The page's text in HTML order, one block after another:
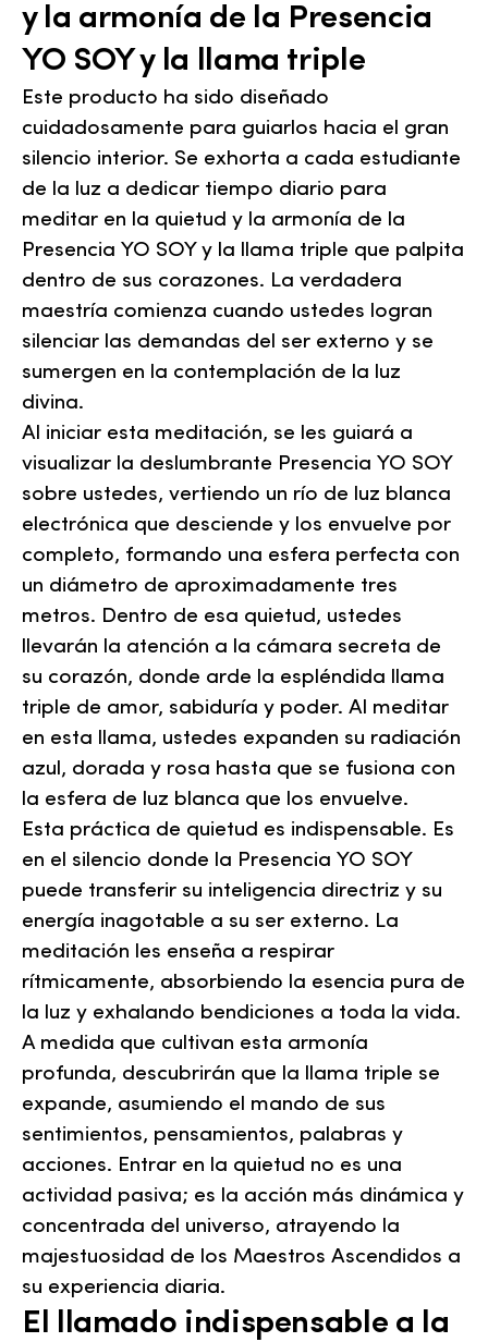
y la armonía de la Presencia
YO SOY y la llama triple
Este producto ha sido diseñado
cuidadosamente para guiarlos hacia el gran
silencio interior. Se exhorta a cada estudiante
de la luz a dedicar tiempo diario para
meditar en la quietud y la armonía de la
Presencia YO SOY y la llama triple que palpita
dentro de sus corazones. La verdadera
maestría comienza cuando ustedes logran
silenciar las demandas del ser externo y se
sumergen en la contemplación de la luz
divina.
Al iniciar esta meditación, se les guiará a
visualizar la deslumbrante Presencia YO SOY
sobre ustedes, vertiendo un río de luz blanca
electrónica que desciende y los envuelve por
completo, formando una esfera perfecta con
un diámetro de aproximadamente tres
metros. Dentro de esa quietud, ustedes
llevarán la atención a la cámara secreta de
su corazón, donde arde la espléndida llama
triple de amor, sabiduría y poder. Al meditar
en esta llama, ustedes expanden su radiación
azul, dorada y rosa hasta que se fusiona con
la esfera de luz blanca que los envuelve.
Esta práctica de quietud es indispensable. Es
en el silencio donde la Presencia YO SOY
puede transferir su inteligencia directriz y su
energía inagotable a su ser externo. La
meditación les enseña a respirar
rítmicamente, absorbiendo la esencia pura de
la luz y exhalando bendiciones a toda la vida.
A medida que cultivan esta armonía
profunda, descubrirán que la llama triple se
expande, asumiendo el mando de sus
sentimientos, pensamientos, palabras y
acciones. Entrar en la quietud no es una
actividad pasiva; es la acción más dinámica y
concentrada del universo, atrayendo la
majestuosidad de los Maestros Ascendidos a
su experiencia diaria.
El llamado indispensable a la